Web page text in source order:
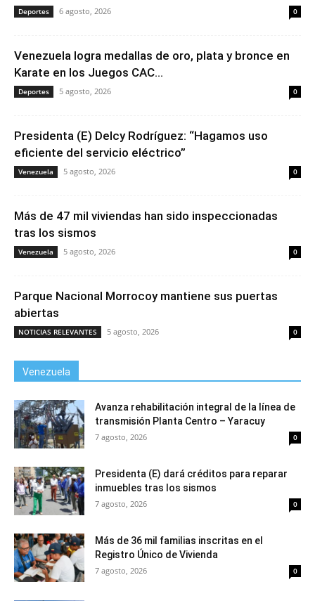
Deportes 6 agosto, 2026 0
Venezuela logra medallas de oro, plata y bronce en
Karate en los Juegos CAC...
Deportes 5 agosto, 2026 0
Presidenta (E) Delcy Rodríguez: “Hagamos uso
eficiente del servicio eléctrico”
Venezuela 5 agosto, 2026 0
Más de 47 mil viviendas han sido inspeccionadas
tras los sismos
Venezuela 5 agosto, 2026 0
Parque Nacional Morrocoy mantiene sus puertas
abiertas
NOTICIAS RELEVANTES 5 agosto, 2026 0
Venezuela
Avanza rehabilitación integral de la línea de
transmisión Planta Centro – Yaracuy
7 agosto, 2026 0
Presidenta (E) dará créditos para reparar
inmuebles tras los sismos
7 agosto, 2026 0
Más de 36 mil familias inscritas en el
Registro Único de Vivienda
7 agosto, 2026 0